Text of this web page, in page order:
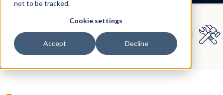
not to be tracked.
Cookie settings
Accept Decline